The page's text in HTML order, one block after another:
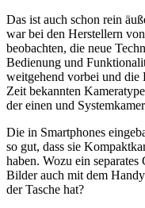
Das ist auch schon rein
war bei den Herstellern
beobachten, die neue
Bedienung und
weitgehend vorbei und die
Zeit bekannten
der einen und
Die in Smartphones
so gut, dass sie
haben. Wozu ein
Bilder auch mit dem
der Tasche hat?